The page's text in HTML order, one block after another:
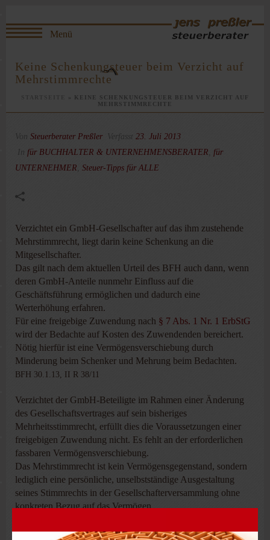
Keine Schenkungsteuer beim Verzicht auf
Mehrstimmrechte
» KEINE SCHENKUNGSTEUER BEIM VERZICHT AUF
MEHRSTIMMRECHTE
Von Steuerberater Preßler Verfasst 23. Juli 2013
In für BUCHHALTER & UNTERNEHMENSBERATER
für
UNTERNEHMER Steuer-Tipps für ALLE
Verzichtet ein GmbH-Gesellschafter auf das ihm zustehende
Mehrstimmrecht, liegt darin keine Schenkung an die
Mitgesellschafter.
Das gilt nach dem aktuellen Urteil des BFH auch dann, wenn
deren GmbH-Anteile nunmehr Einfluss auf die
Geschäftsführung ermöglichen und dadurch eine
Werterhöhung erfahren.
Für eine freigebige Zuwendung nach § 7 Abs. 1 Nr. 1 ErbStG
wird der Bedachte auf Kosten des Zuwendenden bereichert.
Nötig hierfür ist eine Vermögensverschiebung durch
Minderung beim Schenker und Mehrung beim Bedachten.
BFH 30.1.13, II R 38/11
Verzichtet der GmbH-Beteiligte im Rahmen einer Änderung
des Gesellschaftsvertrages auf sein bisheriges
Mehrheitsstimmrecht, erfüllt dies die Voraussetzungen einer
freigebigen Zuwendung nicht. Es fehlt an der erforderlichen
fassbaren Vermögensverschiebung.
Das Mehrstimmrecht ist kein Vermögensgegenstand, sondern
lediglich eine persönliche, unselbstständige Ausgestaltung
seines Stimmrechts in der Gesellschafterversammlung ohne
konkreten Bezug auf das Vermögen.
Mitgesellschafter. Ihr Stimmengewicht erhöht sich zwar durch